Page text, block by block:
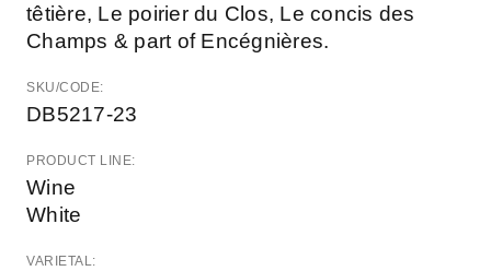
têtière, Le poirier du Clos, Le concis des
Champs & part of Encégnières.
SKU/CODE:
DB5217-23
PRODUCT LINE:
Wine
White
VARIETAL: